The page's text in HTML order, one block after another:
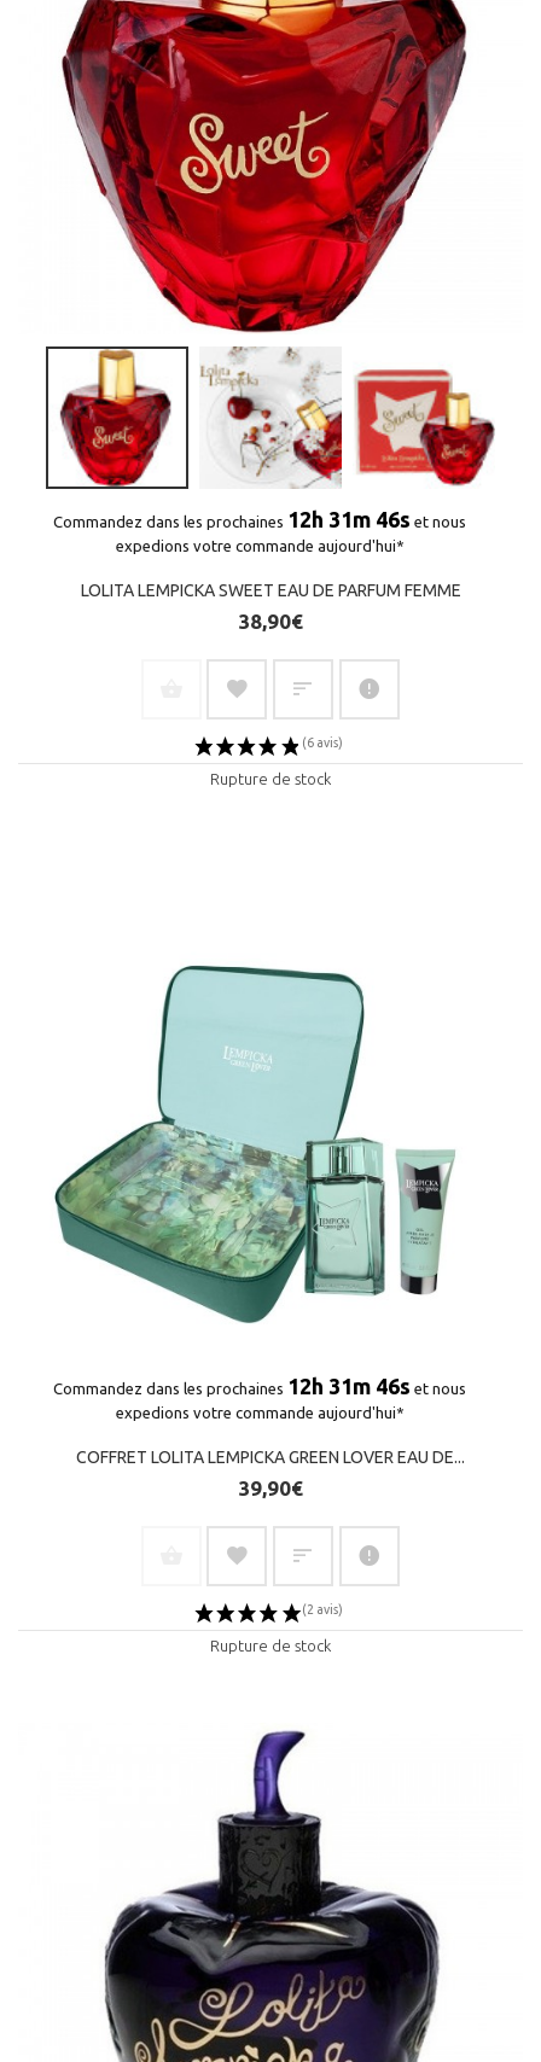
Commandez dans les prochaines 12h 31m 45s et nous
expedions votre commande aujourd'hui*
LOLITA LEMPICKA SWEET EAU DE PARFUM FEMME
38,90€
Rupture de stock
Commandez dans les prochaines 12h 31m 45s et nous
expedions votre commande aujourd'hui*
COFFRET LOLITA LEMPICKA GREEN LOVER EAU DE...
39,90€
Rupture de stock